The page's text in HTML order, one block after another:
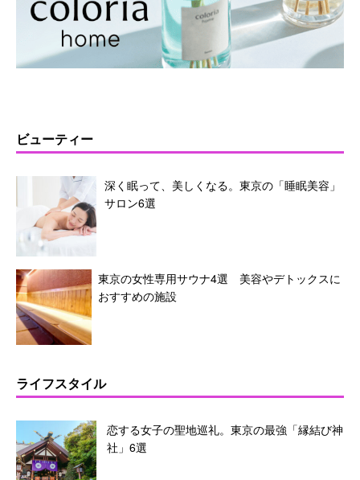
ビューティー
深く眠って、美しくなる。東京の「睡眠美容」
サロン6選
東京の女性専用サウナ4選 美容やデトックスに
おすすめの施設
ライフスタイル
恋する女子の聖地巡礼。東京の最強「縁結び神
社」6選